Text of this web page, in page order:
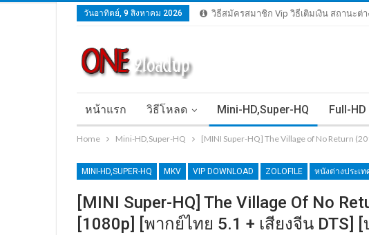
วันอาทิตย์, 9 สิงหาคม 2026 วิธีสมัครสมาชิก Vip วิธีเติมเงิน สถานะต่า
หน้าแรก วิธีโหลด Mini-HD,Super-HQ Full-HD
Home Mini-HD,Super-HQ [MINI Super-HQ] The Village of No Return
MINI-HD,SUPER-HQ MKV VIP DOWNLOAD ZOLOFILE หนังต่างประเท
[MINI Super-HQ] The Village Of No
[1080p] [พากย์ไทย 5.1 + เสียงจีน DTS]